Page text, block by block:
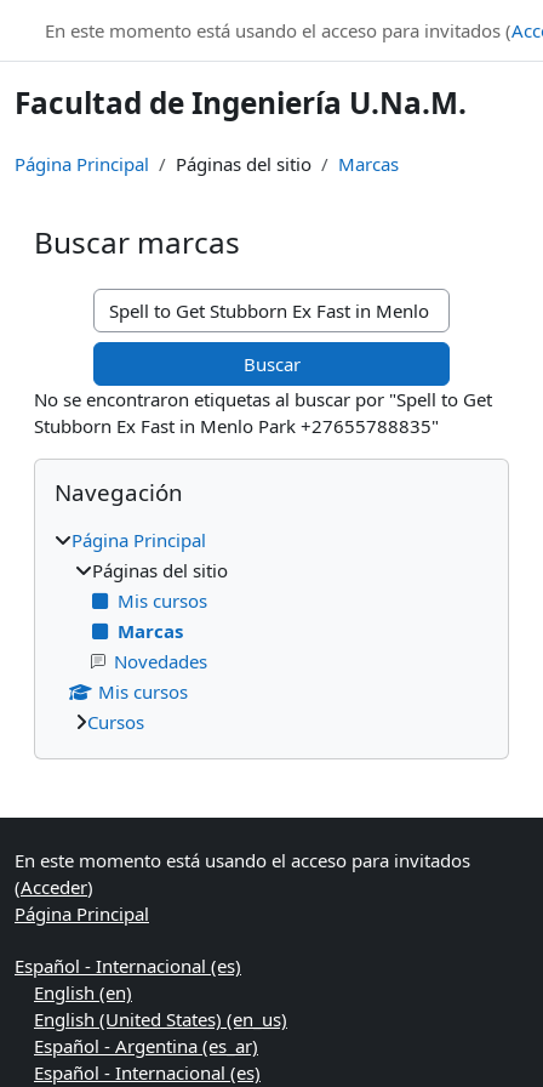
En este momento está usando el acceso para invitados (
Facultad de Ingeniería U.Na.M.
Página Principal Páginas del sitio Marcas
Buscar marcas
Buscar marcas
No se encontraron etiquetas al buscar por "Spell to Get
Stubborn Ex Fast in Menlo Park +27655788835"
Bloques
Salta Navegación
Navegación
Página Principal
Páginas del sitio
Mis cursos
Marcas
Novedades
Mis cursos
Cursos
Bloques suplementarios
En este momento está usando el acceso para invitados
(Acceder)
Página Principal
Español - Internacional ‎(es)‎
English ‎(en)‎
English (United States) ‎(en_us)‎
Español - Argentina ‎(es_ar)‎
Español - Internacional ‎(es)‎